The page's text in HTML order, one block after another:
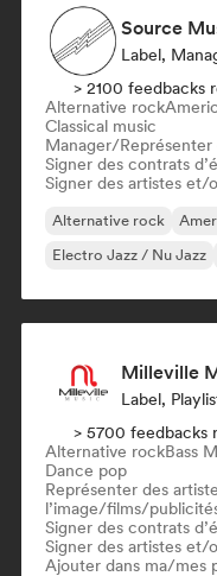
Source
Label,
> 2100 feedbacks
Alternative rock
Classical music
Manager/Représenter
Signer des contrats
Signer des artistes et/
Alternative rock
Electro Jazz / Nu Jazz
Milleville
Label,
> 5700 feedbacks
Alternative rockBass
Dance pop
Représenter des
l’image/films/
Signer des contrats
Signer des artistes et/
Ajouter dans ma/mes